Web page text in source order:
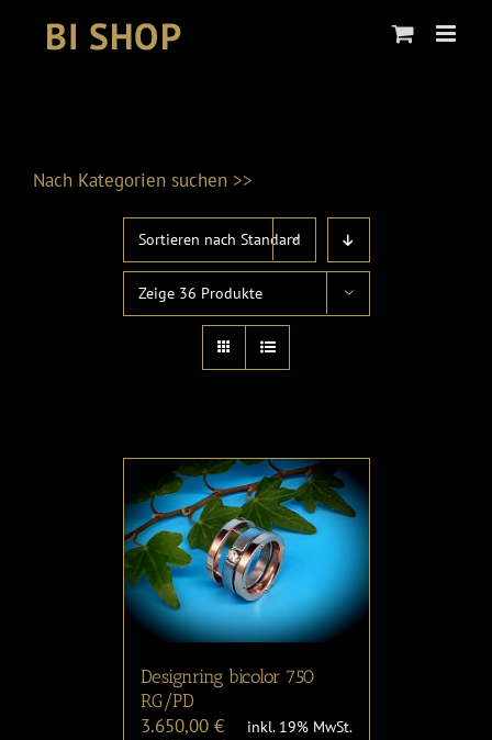
Nach Kategorien suchen >>
Produktkategorien
Sortieren nach Standard
Zeige 36 Produkte
Designring bicolor 750
RG/PD
3.650,00 €
inkl. 19% MwSt.